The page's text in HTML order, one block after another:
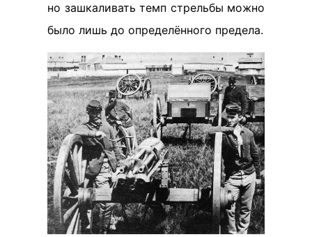
но зашкаливать темп стрельбы можно
было лишь до определённого предела.